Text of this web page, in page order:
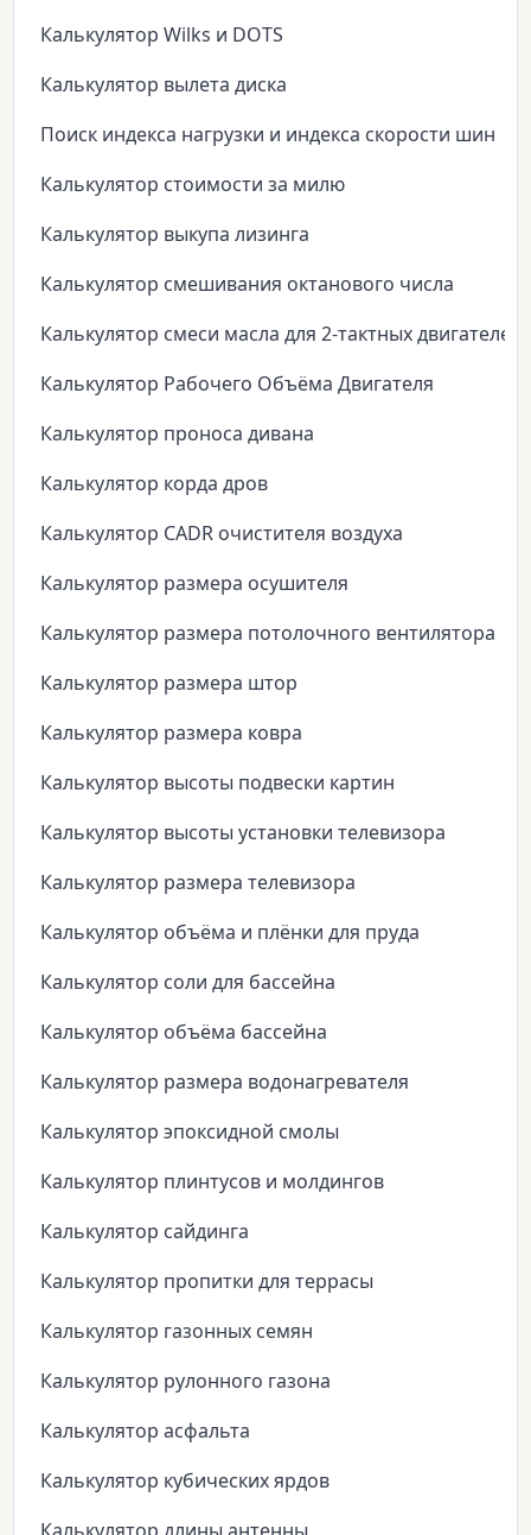
Калькулятор Wilks и DOTS
Калькулятор вылета диска
Поиск индекса нагрузки и индекса скорости шин
Калькулятор стоимости за милю
Калькулятор выкупа лизинга
Калькулятор смешивания октанового числа
Калькулятор смеси масла для 2-тактных двигателей
Калькулятор Рабочего Объёма Двигателя
Калькулятор проноса дивана
Калькулятор корда дров
Калькулятор CADR очистителя воздуха
Калькулятор размера осушителя
Калькулятор размера потолочного вентилятора
Калькулятор размера штор
Калькулятор размера ковра
Калькулятор высоты подвески картин
Калькулятор высоты установки телевизора
Калькулятор размера телевизора
Калькулятор объёма и плёнки для пруда
Калькулятор соли для бассейна
Калькулятор объёма бассейна
Калькулятор размера водонагревателя
Калькулятор эпоксидной смолы
Калькулятор плинтусов и молдингов
Калькулятор сайдинга
Калькулятор пропитки для террасы
Калькулятор газонных семян
Калькулятор рулонного газона
Калькулятор асфальта
Калькулятор кубических ярдов